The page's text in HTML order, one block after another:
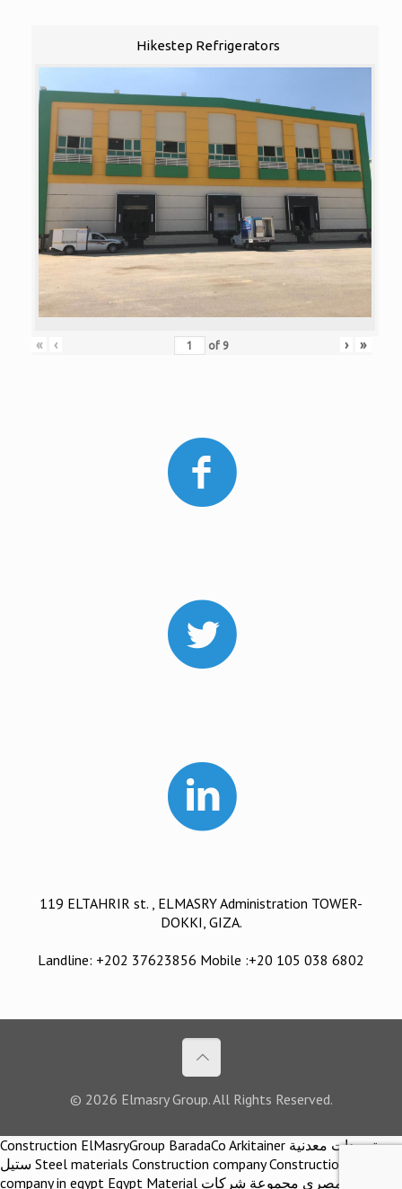
Hikestep Refrigerators
« ‹ of 9 › »
119 ELTAHRIR st. , ELMASRY Administration TOWER-
DOKKI, GIZA.
Landline: +202 37623856 Mobile :+20 105 038 6802
© 2026 Elmasry Group. All Rights Reserved.
Construction ElMasryGroup BaradaCo Arkitainer توريدات معدنية
ستيل Steel materials Construction company Construction
company in egypt Egypt Material اركيتينر المصري مجموعة شركات